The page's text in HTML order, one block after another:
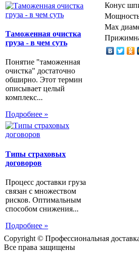
Таможенная очистка
груза - в чем суть
Понятие "таможенная
очистка" достаточно
обширно. Этот термин
описывает целый
комплекс...
Подробнее »
Типы страховых
договоров
Процесс доставки груза
связан с множеством
рисков. Оптимальным
способом снижения...
Подробнее »
Конус
Мощность
Max
Copyright © Профессиональная
Все права защищены